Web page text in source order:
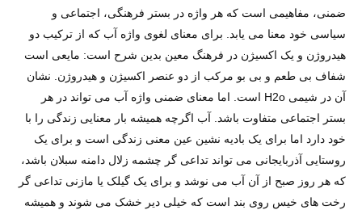
ضمنی، مفاهیمی است که هر واژه در بستر فرهنگی، اجتماعی و
سیاسی خود معنا می یابد. برای معنای لغوی واژه آب که از ترکیب دو
هیدروژن و یک اکسیژن در فرهنگ معین بدین شرح است: مایعی است
شفاف بی طعم و بی بو مرکب از دو عنصر اکسیژن و هیدروژن. نشان
آن در شیمی H2o است. اما معنای ضمنی واژه آب می تواند در هر
بستر اجتماعی متفاوت باشد. آب اگرچه همیشه بار معنایی زندگی را با
خود دارد اما برای یک بادیه نشین عین معنی زندگی است و برای یک
روستایی آذربایجانی می تواند تداعی گر چشمه زلال دامنه سبلان باشد،
که هر روز صبح از آن آب می نوشد و برای یک گیلک یا مازنی تداعی گر
رخت های خیس روی بند است که خیلی دیر خشک می شوند و همیشه